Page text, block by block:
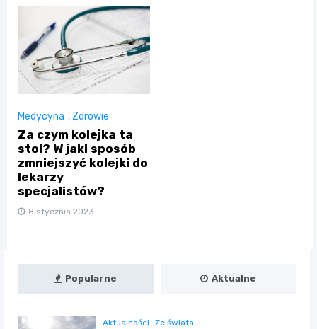
Medycyna , Zdrowie
Za czym kolejka ta
stoi? W jaki sposób
zmniejszyć kolejki do
lekarzy
specjalistów?
8 stycznia 2023
Popularne Aktualne
Aktualności Ze świata